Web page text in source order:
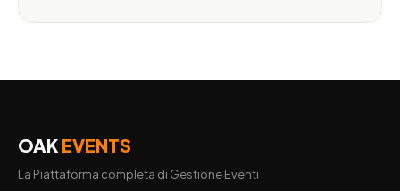
OAK EVENTS
La Piattaforma completa di Gestione Eventi